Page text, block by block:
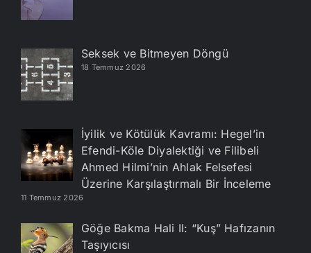
Seksek ve Bitmeyen Döngü
18 Temmuz 2026
İyilik ve Kötülük Kavramı: Hegel’in
Efendi-Köle Diyalektiği ve Filibeli
Ahmed Hilmi’nin Ahlak Felsefesi
Üzerine Karşılaştırmalı Bir İnceleme
11 Temmuz 2026
Göğe Bakma Hali II: “Kuş” Hafızanın
Taşıyıcısı